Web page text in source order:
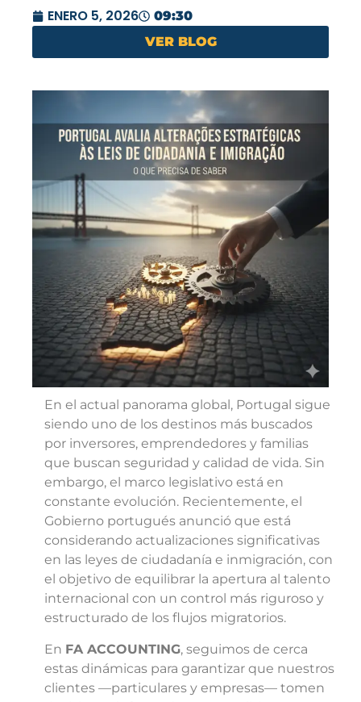
ENERO 5, 2026
09:30
VER BLOG
En el actual panorama global, Portugal sigue
siendo uno de los destinos más buscados
por inversores, emprendedores y familias
que buscan seguridad y calidad de vida. Sin
embargo, el marco legislativo está en
constante evolución. Recientemente, el
Gobierno portugués anunció que está
considerando actualizaciones significativas
en las leyes de ciudadanía e inmigración, con
el objetivo de equilibrar la apertura al talento
internacional con un control más riguroso y
estructurado de los flujos migratorios.
En FA ACCOUNTING, seguimos de cerca
estas dinámicas para garantizar que nuestros
clientes —particulares y empresas— tomen